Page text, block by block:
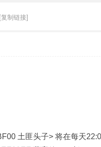
[复制链接]
土匪头子> 将在每天